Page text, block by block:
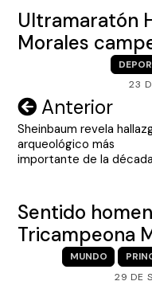
Ultramaratón
Morales
23
Navegación
de
entradas
Anterior
Sheinbaum revela
arqueológico más
importante de la década
Sentido
Tricampeona
MUNDO
29 DE